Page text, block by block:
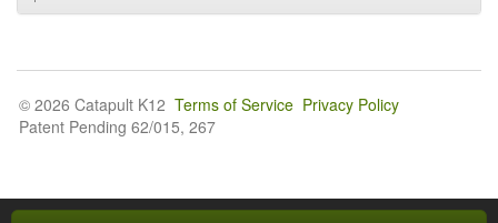
© 2026 Catapult K12 Terms of Service Privacy Policy
Patent Pending 62/015, 267